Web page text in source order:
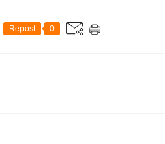
Repost 0